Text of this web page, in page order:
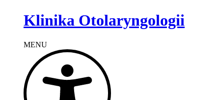
Klinika Otolaryngologii
MENU